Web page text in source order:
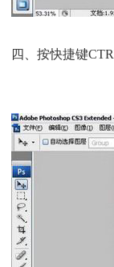
四、按快捷键